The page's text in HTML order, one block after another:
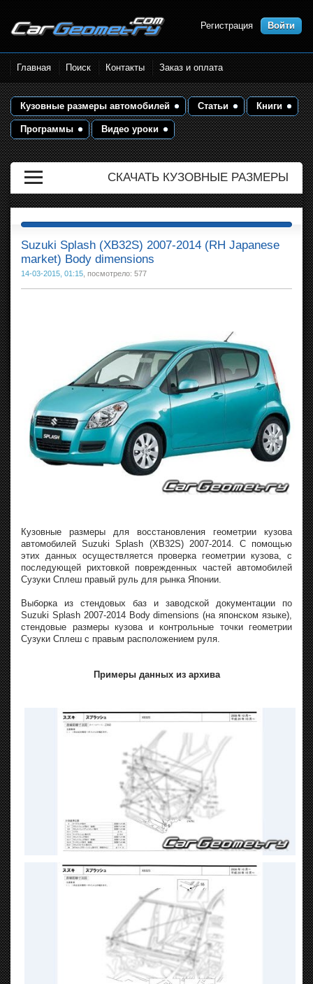
Размеры кузова автомобилей.
Контрольные точки и кузовные
размеры. Геометрия кузова
Регистрация Войти
Главная Поиск Контакты Заказ и оплата
Кузовные размеры автомобилей Статьи Книги
Программы Видео уроки
СКАЧАТЬ КУЗОВНЫЕ РАЗМЕРЫ
Suzuki Splash (XB32S) 2007-2014 (RH Japanese
market) Body dimensions
14-03-2015, 01:15 , посмотрело: 577
Кузовные размеры для восстановления геометрии кузова
автомобилей Suzuki Splash (XB32S) 2007-2014. С помощью
этих данных осуществляется проверка геометрии кузова, с
последующей рихтовкой поврежденных частей автомобилей
Сузуки Сплеш правый руль для рынка Японии.
Выборка из стендовых баз и заводской документации по
Suzuki Splash 2007-2014 Body dimensions (на японском языке),
стендовые размеры кузова и контрольные точки геометрии
Сузуки Сплеш с правым расположением руля.
Примеры данных из архива